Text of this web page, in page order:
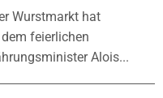
Wurstmarkt hat
feierlichen
Alois...